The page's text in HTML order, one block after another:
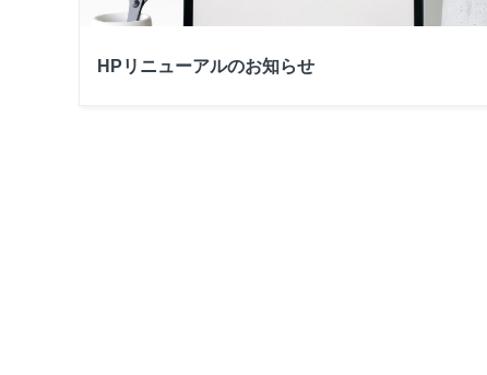
HPリニューアルのお知らせ